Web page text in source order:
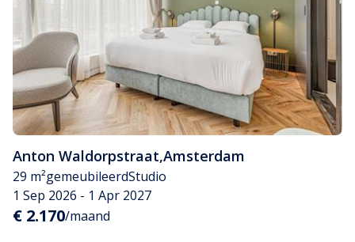
Anton Waldorpstraat,Amsterdam
29 m²gemeubileerdStudio
1 Sep 2026 - 1 Apr 2027
€ 2.170/maand